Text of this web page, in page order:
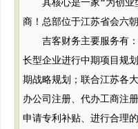
其核心是一家“为创
商！总部位于江苏省会六
吉客财务主要服务有
长型企业进行中期项目规
期战略规划；联合江苏各
办公司注册、代办工商注
申请专利补贴、进行合理的